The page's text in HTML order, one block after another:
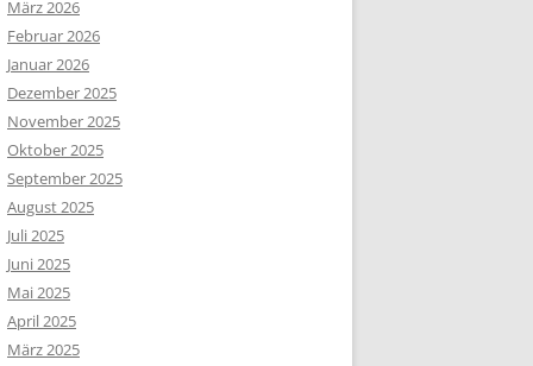
März 2026
Februar 2026
Januar 2026
Dezember 2025
November 2025
Oktober 2025
September 2025
August 2025
Juli 2025
Juni 2025
Mai 2025
April 2025
März 2025